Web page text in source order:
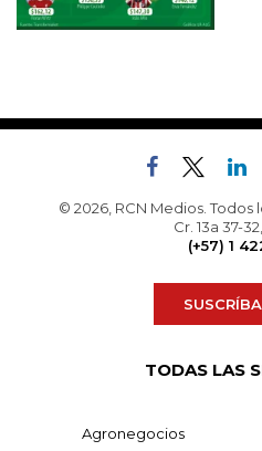
© 2026, RCN Medios.
Cr. 13a 37-
(+57) 1
TODAS LAS
Agronegocios